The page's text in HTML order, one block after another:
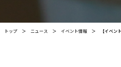
トップ＞ ニュース ＞ イベント情報＞ 【イベ